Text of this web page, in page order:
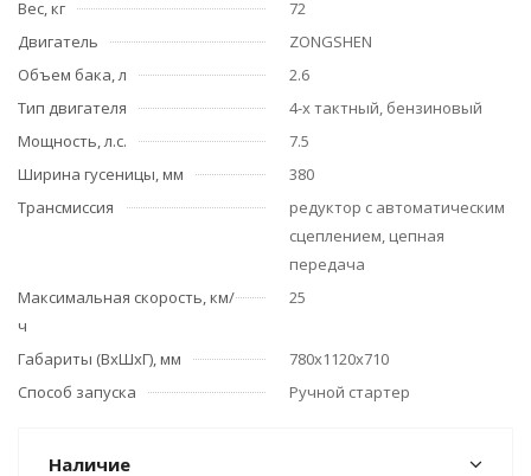
Вес, кг
72
Двигатель
ZONGSHEN
Объем бака, л
2.6
Тип двигателя
4-х тактный, бензиновый
Мощность, л.с.
7.5
Ширина гусеницы, мм
380
Трансмиссия
редуктор с автоматическим
сцеплением, цепная
передача
Максимальная скорость, км/
ч
25
Габариты (ВхШхГ), мм
780х1120х710
Способ запуска
Ручной стартер
Наличие